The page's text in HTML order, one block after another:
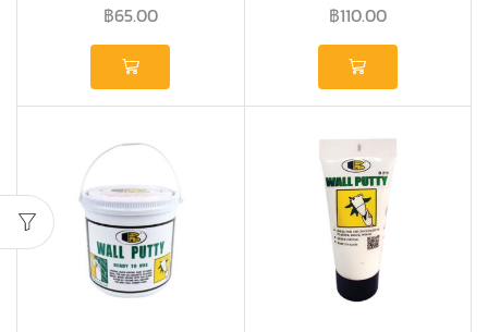
฿65.00 ฿110.00